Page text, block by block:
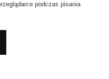
podczas pisania